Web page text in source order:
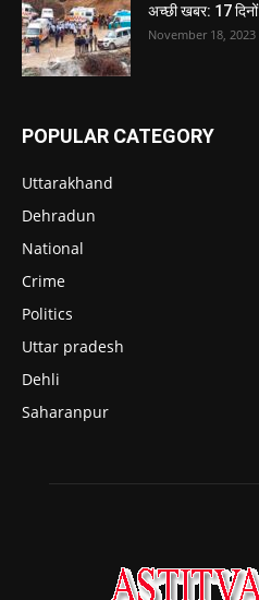
अच्छी खबर: 17
November 18, 2023
POPULAR CATEGORY
Uttarakhand
Dehradun
National
Crime
Politics
Uttar pradesh
Dehli
Saharanpur